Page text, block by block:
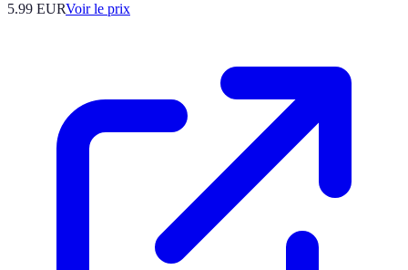
5.99 EURVoir le prix